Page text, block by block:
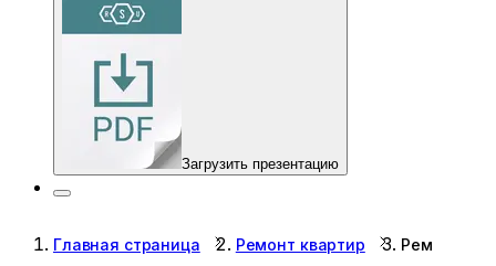
Загрузить презентацию
Главная страница Ремонт квартир Ремонт